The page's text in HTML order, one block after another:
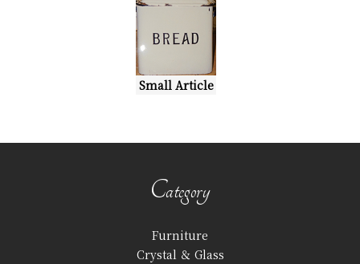
Small Article
Category
Furniture
Crystal ＆ Glass